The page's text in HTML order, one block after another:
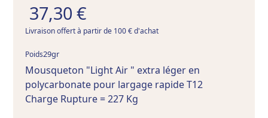
37,30 €
Livraison offert à partir de 100 € d'achat
Poids29gr
Mousqueton "Light Air " extra léger en
polycarbonate pour largage rapide T12
Charge Rupture = 227 Kg